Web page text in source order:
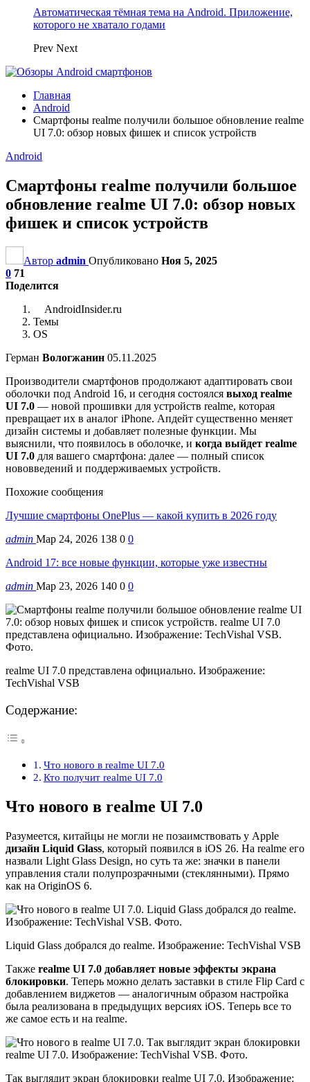
Автоматическая тёмная тема на Android. Приложение,
которого не хватало годами
Prev Next
Главная
Android
Смартфоны realme получили большое обновление realme
UI 7.0: обзор новых фишек и список устройств
Android
Смартфоны realme получили большое
обновление realme UI 7.0: обзор новых
фишек и список устройств
Автор admin Опубликовано Ноя 5, 2025
0 71
Поделится
AndroidInsider.ru
Темы
OS
Герман Вологжанин 05.11.2025
Производители смартфонов продолжают адаптировать свои
оболочки под Android 16, и сегодня состоялся выход realme
UI 7.0 — новой прошивки для устройств realme, которая
превращает их в аналог iPhone. Апдейт существенно меняет
дизайн системы и добавляет полезные функции. Мы
выяснили, что появилось в оболочке, и когда выйдет realme
UI 7.0 для вашего смартфона: далее — полный список
нововведений и поддерживаемых устройств.
Похожие сообщения
Лучшие смартфоны OnePlus — какой купить в 2026 году
admin Мар 24, 2026 138 0 0
Android 17: все новые функции, которые уже известны
admin Мар 23, 2026 140 0 0
realme UI 7.0 представлена официально. Изображение:
TechVishal VSB
Содержание:
Что нового в realme UI 7.0
Кто получит realme UI 7.0
Что нового в realme UI 7.0
Разумеется, китайцы не могли не позаимствовать у Apple
дизайн Liquid Glass, который появился в iOS 26. На realme его
назвали Light Glass Design, но суть та же: значки в панели
управления стали полупрозрачными (стеклянными). Прямо
как на OriginOS 6.
Liquid Glass добрался до realme. Изображение: TechVishal VSB
Также realme UI 7.0 добавляет новые эффекты экрана
блокировки. Теперь можно делать заставки в стиле Flip Card с
добавлением виджетов — аналогичным образом настройка
была реализована в предыдущих версиях iOS. Теперь все то
же самое есть и на realme.
Так выглядит экран блокировки realme UI 7.0. Изображение: